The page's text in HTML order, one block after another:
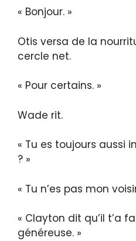
« Bonjour. »
Otis versa de la
cercle net.
« Pour certains. »
Wade rit.
« Tu es toujours aussi
? »
« Tu n’es pas mon
« Clayton dit qu’il t’a
généreuse. »